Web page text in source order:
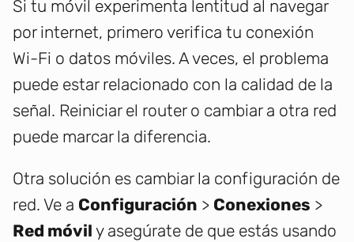
Si tu móvil experimenta lentitud al navegar
por internet, primero verifica tu conexión
Wi-Fi o datos móviles. A veces, el problema
puede estar relacionado con la calidad de la
señal. Reiniciar el router o cambiar a otra red
puede marcar la diferencia.
Otra solución es cambiar la configuración de
red. Ve a Configuración > Conexiones >
Red móvil y asegúrate de que estás usando